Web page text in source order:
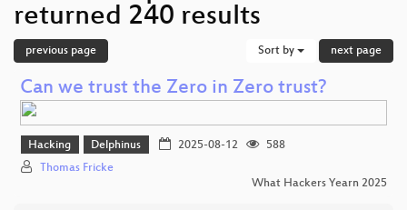
returned 240 results
previous page Sort by next page
Can we trust the Zero in Zero trust?
Hacking Delphinus 2025-08-12
588
Thomas Fricke
What Hackers Yearn 2025